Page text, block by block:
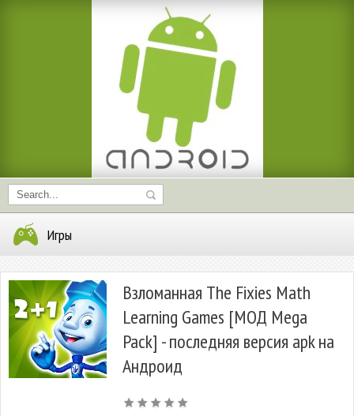
Игры
Взломанная The Fixies Math
Learning Games [МОД Mega
Pack] - последняя версия apk на
Андроид